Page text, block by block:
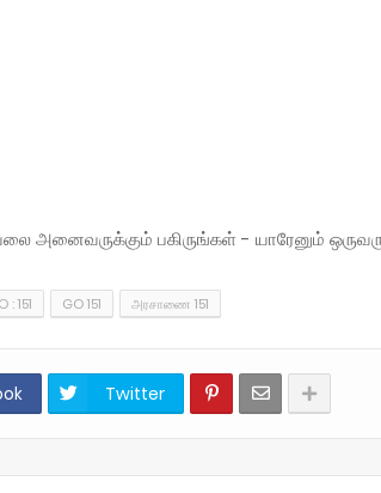
அனைவருக்கும் பகிருங்கள் - யாரேனும்
: 151 GO 151 அரசாணை 151
Twitter